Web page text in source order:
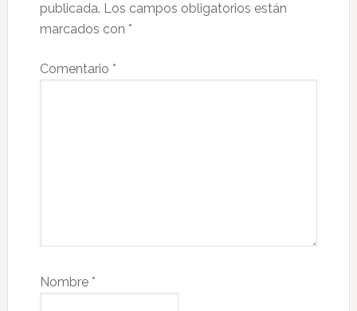
publicada. Los campos obligatorios están
marcados con *
Comentario *
Nombre *